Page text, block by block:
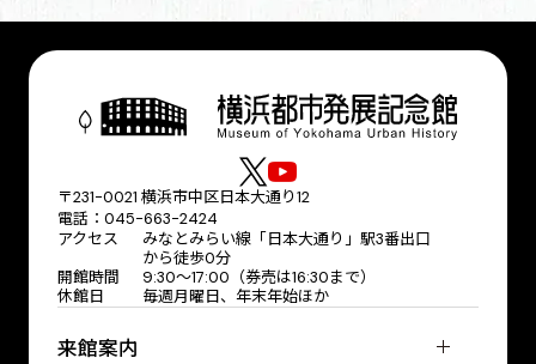
〒231-0021 横浜市中区日本大通り12
電話：045-663-2424
アクセス
みなとみらい線「日本大通り」駅3番出口
から徒歩0分
開館時間
9:30〜17:00（券売は16:30まで）
休館日
毎週月曜日、年末年始ほか
来館案内